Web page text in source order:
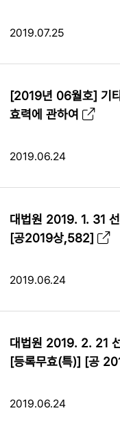
2019.07.25
[2019년 06월호] 기
효력에 관하여
2019.06.24
대법원 2019. 1. 31
[공2019상,582]
2019.06.24
대법원 2019. 2. 21
[등록무효(특)] [공
2019.06.24